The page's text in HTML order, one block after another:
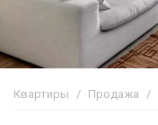
Квартиры Продажа